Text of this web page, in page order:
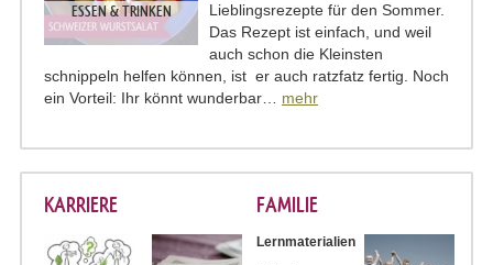
ESSEN & TRINKEN
Lieblingsrezepte für den Sommer.
Das Rezept ist einfach, und weil
auch schon die Kleinsten
schnippeln helfen können, ist er auch ratzfatz fertig. Noch
ein Vorteil: Ihr könnt wunderbar… mehr
KARRIERE FAMILIE
Lernmaterialien